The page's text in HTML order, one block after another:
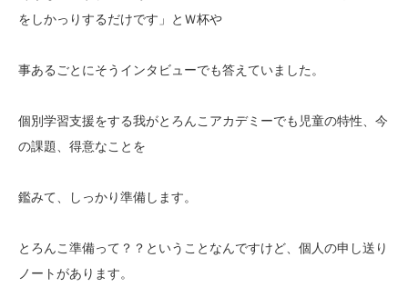
をしかっりするだけです」とＷ杯や
事あるごとにそうインタビューでも答えていました。
個別学習支援をする我がとろんこアカデミーでも児童の特性、今
の課題、得意なことを
鑑みて、しっかり準備します。
とろんこ準備って？？ということなんですけど、個人の申し送り
ノートがあります。